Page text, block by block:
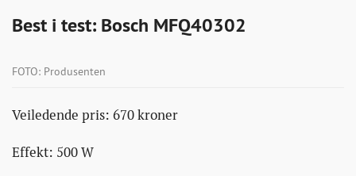
Best i test: Bosch MFQ40302
FOTO: Produsenten
Veiledende pris: 670 kroner
Effekt: 500 W